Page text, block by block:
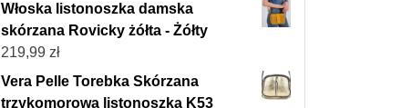
Włoska listonoszka damska
skórzana Rovicky żółta - Żółty
219,99 zł
Vera Pelle Torebka Skórzana
trzykomorowa listonoszka K53